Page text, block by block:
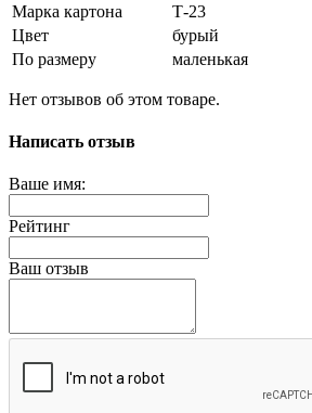
Марка картона
Т-23
Цвет
бурый
По размеру
маленькая
Нет отзывов об этом товаре.
Написать отзыв
Ваше имя:
Рейтинг
Ваш отзыв